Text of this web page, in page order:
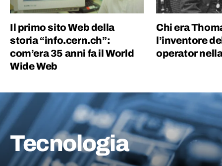
Il primo sito Web della
storia “info.cern.ch”:
com’era 35 anni fa il World
Wide Web
Chi era
l’inventore
operator
Tecnologia